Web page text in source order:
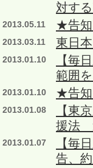
対す
2013.05.11 ★告
2013.03.11 東日
2013.01.10
【毎
範囲
2013.01.10 ★告
2013.01.08
【東
援法
2013.01.07
【毎
告、